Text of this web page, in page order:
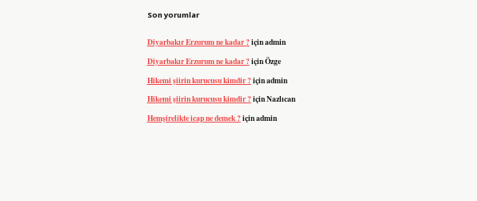
Son yorumlar
Diyarbakır Erzurum ne kadar ?içinadmin
Diyarbakır Erzurum ne kadar ?içinÖzge
Hikemi şiirin kurucusu kimdir ?içinadmin
Hikemi şiirin kurucusu kimdir ?içinNazlıcan
Hemşirelikte icap ne demek ?içinadmin